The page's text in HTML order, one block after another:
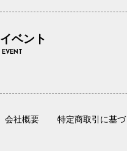
イベント
EVENT
会社概要 特定商取引に基